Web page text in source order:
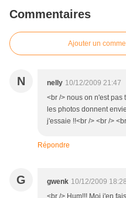
Commentaires
Ajouter un
N nelly 10/12/2009 21:47
<br /> nous on n'est pas
les photos donnent
j'essaie !!<br /> <br />
Répondre
G gwenk 10/12/2009 18:28
<br /> Hum!!! Moi j'en